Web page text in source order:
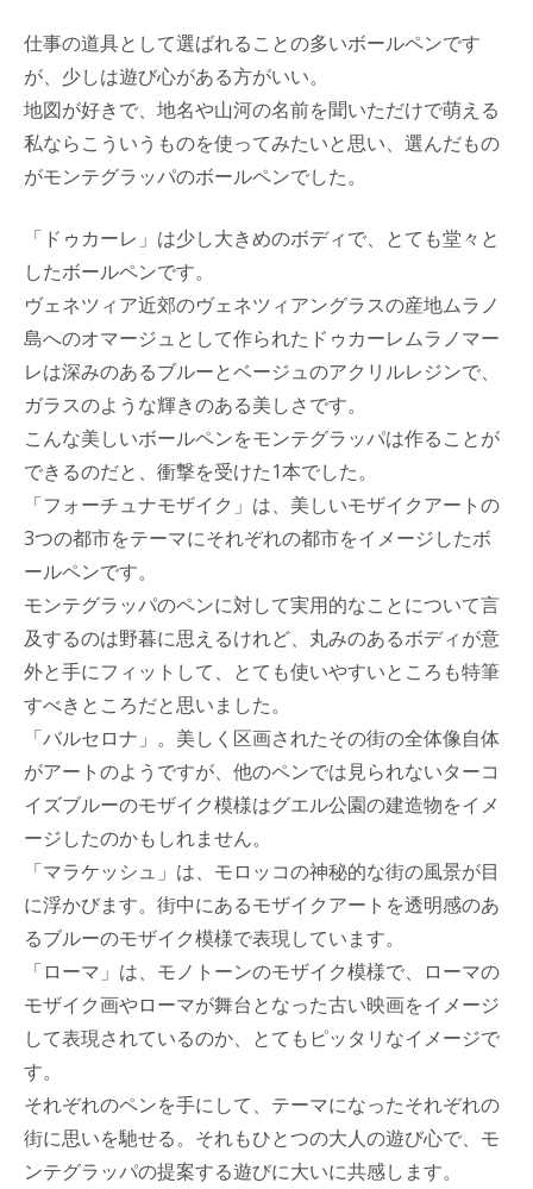
仕事の道具として選ばれることの多いボールペンです
が、少しは遊び心がある方がいい。
地図が好きで、地名や山河の名前を聞いただけで萌える
私ならこういうものを使ってみたいと思い、選んだもの
がモンテグラッパのボールペンでした。
「ドゥカーレ」は少し大きめのボディで、とても堂々と
したボールペンです。
ヴェネツィア近郊のヴェネツィアングラスの産地ムラノ
島へのオマージュとして作られたドゥカーレムラノマー
レは深みのあるブルーとベージュのアクリルレジンで、
ガラスのような輝きのある美しさです。
こんな美しいボールペンをモンテグラッパは作ることが
できるのだと、衝撃を受けた1本でした。
「フォーチュナモザイク」は、美しいモザイクアートの
3つの都市をテーマにそれぞれの都市をイメージしたボ
ールペンです。
モンテグラッパのペンに対して実用的なことについて言
及するのは野暮に思えるけれど、丸みのあるボディが意
外と手にフィットして、とても使いやすいところも特筆
すべきところだと思いました。
「バルセロナ」。美しく区画されたその街の全体像自体
がアートのようですが、他のペンでは見られないターコ
イズブルーのモザイク模様はグエル公園の建造物をイメ
ージしたのかもしれません。
「マラケッシュ」は、モロッコの神秘的な街の風景が目
に浮かびます。街中にあるモザイクアートを透明感のあ
るブルーのモザイク模様で表現しています。
「ローマ」は、モノトーンのモザイク模様で、ローマの
モザイク画やローマが舞台となった古い映画をイメージ
して表現されているのか、とてもピッタリなイメージで
す。
それぞれのペンを手にして、テーマになったそれぞれの
街に思いを馳せる。それもひとつの大人の遊び心で、モ
ンテグラッパの提案する遊びに大いに共感します。